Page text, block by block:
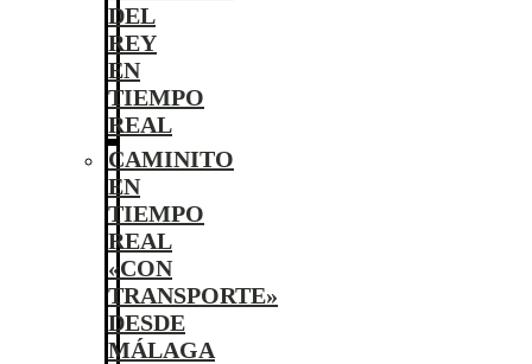
DEL
REY
EN
TIEMPO
REAL
CAMINITO
EN
TIEMPO
REAL
«CON
TRANSPORTE»
DESDE
MÁLAGA